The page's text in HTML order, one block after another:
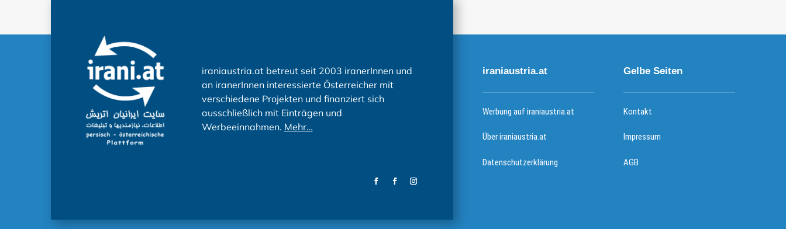
iraniaustria.at betreut seit 2003 iranerInnen und
an iranerInnen interessierte Österreicher mit
verschiedene Projekten und finanziert sich
ausschließlich mit Einträgen und
Werbeeinnahmen. Mehr…
iraniaustria.at
Werbung auf iraniaustria.at
Über iraniaustria.at
Datenschutzerklärung
Gelbe Seiten
Kontakt
Impressum
AGB